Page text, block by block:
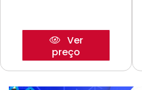
Ver
preço